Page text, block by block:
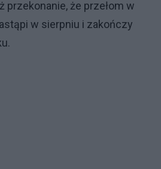
przekonanie, że przełom w
w sierpniu i zakończy